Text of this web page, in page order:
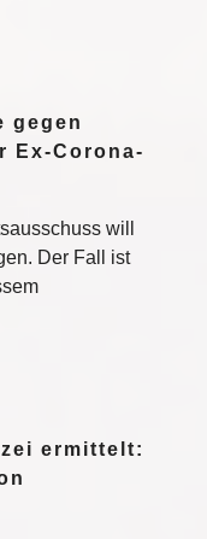
gegen
Ex-Corona-
will
Der Fall ist
ermittelt: